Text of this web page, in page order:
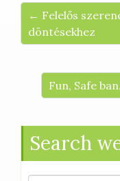
← Felelős
döntésekhez
Fun, Safe
Search